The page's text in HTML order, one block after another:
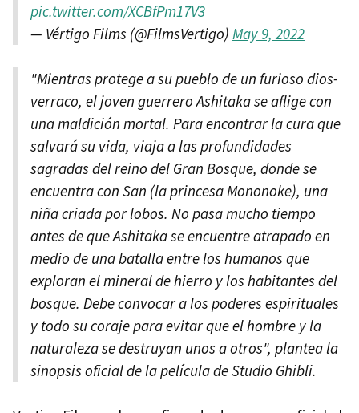
pic.twitter.com/XCBfPm17V3
— Vértigo Films (@FilmsVertigo) May 9, 2022
"Mientras protege a su pueblo de un furioso dios-
verraco, el joven guerrero Ashitaka se aflige con
una maldición mortal. Para encontrar la cura que
salvará su vida, viaja a las profundidades
sagradas del reino del Gran Bosque, donde se
encuentra con San (la princesa Mononoke), una
niña criada por lobos. No pasa mucho tiempo
antes de que Ashitaka se encuentre atrapado en
medio de una batalla entre los humanos que
exploran el mineral de hierro y los habitantes del
bosque. Debe convocar a los poderes espirituales
y todo su coraje para evitar que el hombre y la
naturaleza se destruyan unos a otros", plantea la
sinopsis oficial de la película de Studio Ghibli.